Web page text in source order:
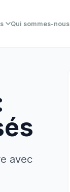
Qui sommes-nous
avec